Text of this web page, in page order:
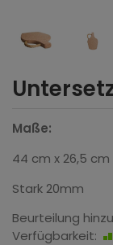
Maße:
44 cm x 26,5 cm
Stark 20mm
Beurteilung
Verfügbarkeit: